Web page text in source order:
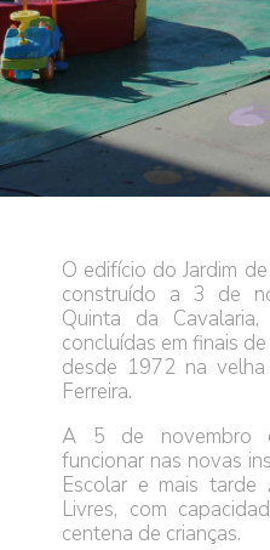
O edifício do Jardim
construído a 3 de
Quinta da
concluídas em finais
desde 1972 na velha
Ferreira.
A 5 de novembro
funcionar nas novas
Escolar e mais tarde
Livres, com
centena de crianças.